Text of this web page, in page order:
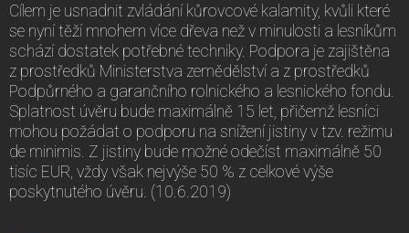
Cílem je usnadnit zvládání kůrovcové kalamity, kvůli které
se nyní těží mnohem více dřeva než v minulosti a lesníkům
schází dostatek potřebné techniky. Podpora je zajištěna
z prostředků Ministerstva zemědělství a z prostředků
Podpůrného a garančního rolnického a lesnického fondu.
Splatnost úvěru bude maximálně 15 let, přičemž lesníci
mohou požádat o podporu na snížení jistiny v tzv. režimu
de minimis. Z jistiny bude možné odečíst maximálně 50
tisíc EUR, vždy však nejvýše 50 % z celkové výše
poskytnutého úvěru. (10.6.2019)